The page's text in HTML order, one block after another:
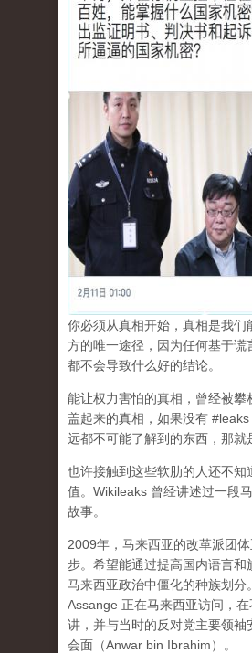
你必须从真相开始，真相是我们
方的唯一途径，因为任何基于谎
都不会导致什么好的结论。
能让权力害怕的真相，曾经被攀
盖起来的真相，如果没有 #leaks
远都不可能了解到的东西，那就
也许接触到这些软肋的人还不知
值。Wikileaks 曾经讲述过一段
故事。
2009年，马来西亚的改革派团
步。希望能通过提高国内语言和
马来西亚政治中僵化的种族划分
Assange 正在马来西亚访问，
讲，并与当时的反对党主要领袖
会面（Anwar bin Ibrahim）。